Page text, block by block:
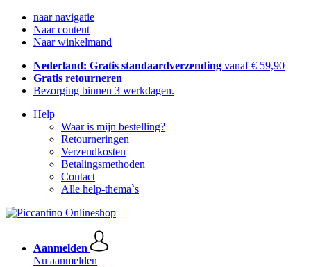
naar navigatie
Naar content
Naar winkelmand
Nederland: Gratis standaardverzending vanaf € 59,90
Gratis retourneren
Bezorging binnen 3 werkdagen.
Help
Waar is mijn bestelling?
Retourneringen
Verzendkosten
Betalingsmethoden
Contact
Alle help-thema`s
Aanmelden
Nu aanmelden